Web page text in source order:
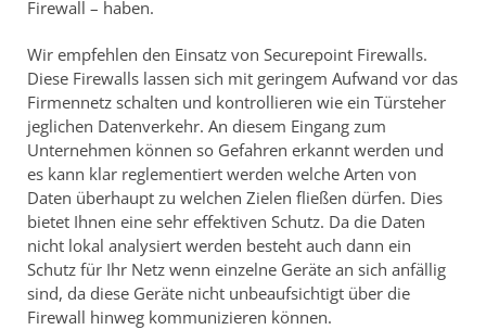
Firewall – haben.
Wir empfehlen den Einsatz von Securepoint Firewalls.
Diese Firewalls lassen sich mit geringem Aufwand vor das
Firmennetz schalten und kontrollieren wie ein Türsteher
jeglichen Datenverkehr. An diesem Eingang zum
Unternehmen können so Gefahren erkannt werden und
es kann klar reglementiert werden welche Arten von
Daten überhaupt zu welchen Zielen fließen dürfen. Dies
bietet Ihnen eine sehr effektiven Schutz. Da die Daten
nicht lokal analysiert werden besteht auch dann ein
Schutz für Ihr Netz wenn einzelne Geräte an sich anfällig
sind, da diese Geräte nicht unbeaufsichtigt über die
Firewall hinweg kommunizieren können.